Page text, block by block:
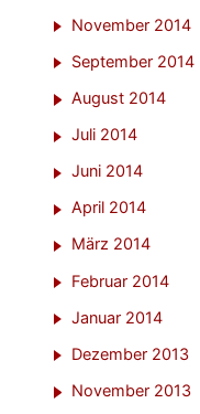
November 2014
September 2014
August 2014
Juli 2014
Juni 2014
April 2014
März 2014
Februar 2014
Januar 2014
Dezember 2013
November 2013